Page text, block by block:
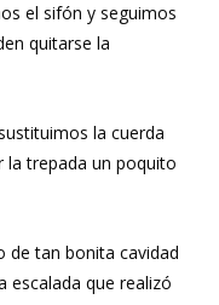
el sifón y seguimos
quitarse la
la cuerda
la trepada un poquito
de tan bonita cavidad
escalada que realizó